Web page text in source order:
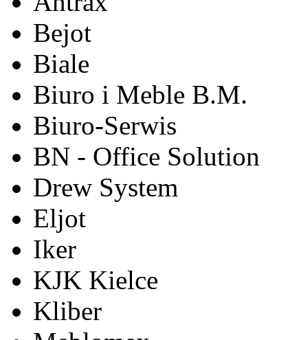
Bejot
Biale
Biuro i Meble B.M.
Biuro-Serwis
BN - Office Solution
Drew System
Eljot
Iker
KJK Kielce
Kliber